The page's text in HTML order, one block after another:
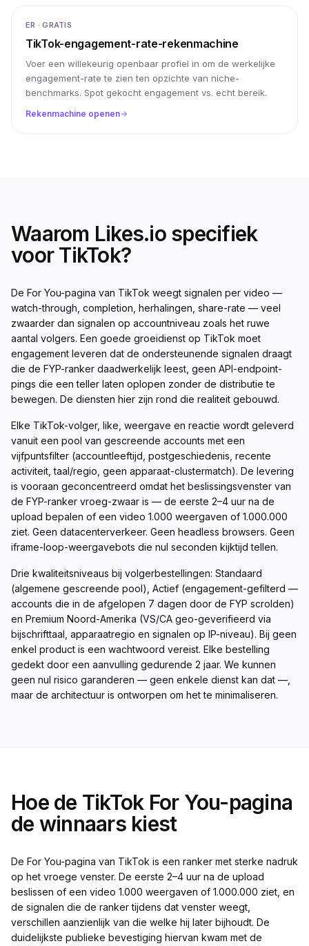
ER · GRATIS
TikTok-engagement-rate-rekenmachine
Voer een willekeurig openbaar profiel in om de werkelijke
engagement-rate te zien ten opzichte van niche-
benchmarks. Spot gekocht engagement vs. echt bereik.
Rekenmachine openen
Waarom Likes.io specifiek
voor TikTok?
De For You-pagina van TikTok weegt signalen per video —
watch-through, completion, herhalingen, share-rate — veel
zwaarder dan signalen op accountniveau zoals het ruwe
aantal volgers. Een goede groeidienst op TikTok moet
engagement leveren dat de ondersteunende signalen draagt
die de FYP-ranker daadwerkelijk leest, geen API-endpoint-
pings die een teller laten oplopen zonder de distributie te
bewegen. De diensten hier zijn rond die realiteit gebouwd.
Elke TikTok-volger, like, weergave en reactie wordt geleverd
vanuit een pool van gescreende accounts met een
vijfpuntsfilter (accountleeftijd, postgeschiedenis, recente
activiteit, taal/regio, geen apparaat-clustermatch). De levering
is vooraan geconcentreerd omdat het beslissingsvenster van
de FYP-ranker vroeg-zwaar is — de eerste 2–4 uur na de
upload bepalen of een video 1.000 weergaven of 1.000.000
ziet. Geen datacenterverkeer. Geen headless browsers. Geen
iframe-loop-weergavebots die nul seconden kijktijd tellen.
Drie kwaliteitsniveaus bij volgerbestellingen: Standaard
(algemene gescreende pool), Actief (engagement-gefilterd —
accounts die in de afgelopen 7 dagen door de FYP scrolden)
en Premium Noord-Amerika (VS/CA geo-geverifieerd via
bijschrifttaal, apparaatregio en signalen op IP-niveau). Bij geen
enkel product is een wachtwoord vereist. Elke bestelling
gedekt door een aanvulling gedurende 2 jaar. We kunnen
geen nul risico garanderen — geen enkele dienst kan dat —,
maar de architectuur is ontworpen om het te minimaliseren.
Hoe de TikTok For You-pagina
de winnaars kiest
De For You-pagina van TikTok is een ranker met sterke nadruk
op het vroege venster. De eerste 2–4 uur na de upload
beslissen of een video 1.000 weergaven of 1.000.000 ziet, en
de signalen die de ranker tijdens dat venster weegt,
verschillen aanzienlijk van die welke hij later bijhoudt. De
duidelijkste publieke bevestiging hiervan kwam met de